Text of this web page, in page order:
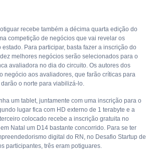
recebe também a décima quarta edição do
competição de negócios que vai revelar os
Para participar, basta fazer a inscrição do
melhores negócios serão selecionados para o
avaliadora no dia do circuito. Os autores dos
negócio aos avaliadores, que farão críticas para
o norte para viabilizá-lo.
um tablet, juntamente com uma inscrição para o
lugar fica com HD externo de 1 terabyte e a
colocado recebe a inscrição gratuita no
Natal um D14 bastante concorrido. Para se ter
digital do RN, no Desafio Startup de
participantes, três eram potiguares.